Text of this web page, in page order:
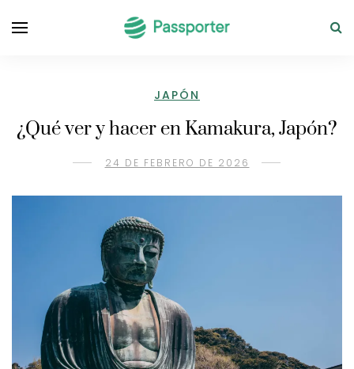
JAPÓN
¿Qué ver y hacer en Kamakura, Japón?
24 DE FEBRERO DE 2026